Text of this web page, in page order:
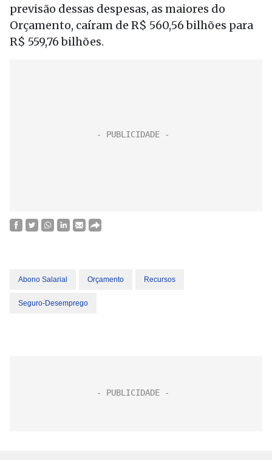
previsão dessas despesas, as maiores do
Orçamento, caíram de R$ 560,56 bilhões para
R$ 559,76 bilhões.
Abono Salarial Orçamento Recursos
Seguro-Desemprego